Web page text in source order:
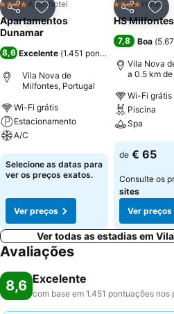
PartilharAdicionar aos favoritos
4 EstrelasAparthotel
Apartamentos
Dunamar
8,6 Excelente (1.451 pontuações
Vila Nova de
Milfontes, Portugal
Wi-Fi grátis
Estacionamento
A/C
Ver preços
Selecione as datas para
ver os preços exatos.
Ver preços
Partilhar
4 EstrelasHotel
HS
7,8 Boa (
Vila Nova
a 0.5 km
Wi-Fi grátis
Piscina
Spa
Ver preços
de € 65
Consulte os
sites
Ver preços
Ver todas as estadias em
Avaliações
8,6 Excelente
com base em 1.451 pontuações nos